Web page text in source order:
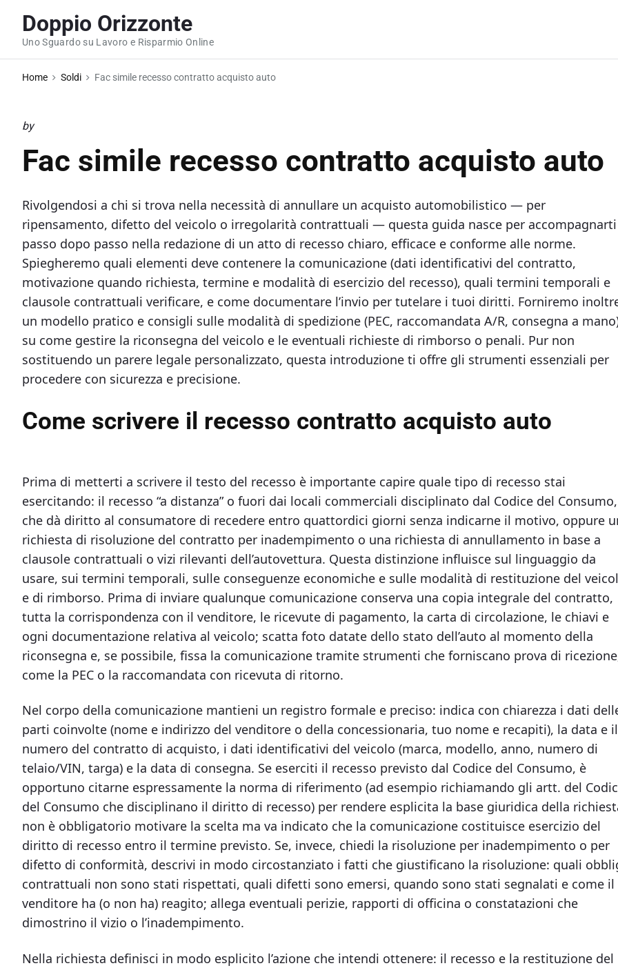
Doppio Orizzonte
Uno Sguardo su Lavoro e Risparmio Online
Home Soldi Fac simile recesso contratto acquisto auto​​
by
Fac simile recesso contratto acquisto auto​​
Rivolgendosi a chi si trova nella necessità di annullare un acquisto automobilistico — per
ripensamento, difetto del veicolo o irregolarità contrattuali — questa guida nasce per accompagnarti
passo dopo passo nella redazione di un atto di recesso chiaro, efficace e conforme alle norme.
Spiegheremo quali elementi deve contenere la comunicazione (dati identificativi del contratto,
motivazione quando richiesta, termine e modalità di esercizio del recesso), quali termini temporali e
clausole contrattuali verificare, e come documentare l’invio per tutelare i tuoi diritti. Forniremo
un modello pratico e consigli sulle modalità di spedizione (PEC, raccomandata A/R, consegna a
su come gestire la riconsegna del veicolo e le eventuali richieste di rimborso o penali. Pur non
sostituendo un parere legale personalizzato, questa introduzione ti offre gli strumenti essenziali per
procedere con sicurezza e precisione.
Come scrivere il recesso contratto acquisto auto​​
Prima di metterti a scrivere il testo del recesso è importante capire quale tipo di recesso stai
esercitando: il recesso “a distanza” o fuori dai locali commerciali disciplinato dal Codice del Consumo,
che dà diritto al consumatore di recedere entro quattordici giorni senza indicarne il motivo, oppure
richiesta di risoluzione del contratto per inadempimento o una richiesta di annullamento in base a
clausole contrattuali o vizi rilevanti dell’autovettura. Questa distinzione influisce sul linguaggio da
usare, sui termini temporali, sulle conseguenze economiche e sulle modalità di restituzione del
e di rimborso. Prima di inviare qualunque comunicazione conserva una copia integrale del contratto,
tutta la corrispondenza con il venditore, le ricevute di pagamento, la carta di circolazione, le chiavi e
ogni documentazione relativa al veicolo; scatta foto datate dello stato dell’auto al momento della
riconsegna e, se possibile, fissa la comunicazione tramite strumenti che forniscano prova di
come la PEC o la raccomandata con ricevuta di ritorno.
Nel corpo della comunicazione mantieni un registro formale e preciso: indica con chiarezza i dati
parti coinvolte (nome e indirizzo del venditore o della concessionaria, tuo nome e recapiti), la data e il
numero del contratto di acquisto, i dati identificativi del veicolo (marca, modello, anno, numero di
telaio/VIN, targa) e la data di consegna. Se eserciti il recesso previsto dal Codice del Consumo, è
opportuno citarne espressamente la norma di riferimento (ad esempio richiamando gli artt. del
del Consumo che disciplinano il diritto di recesso) per rendere esplicita la base giuridica della
non è obbligatorio motivare la scelta ma va indicato che la comunicazione costituisce esercizio del
diritto di recesso entro il termine previsto. Se, invece, chiedi la risoluzione per inadempimento o per
difetto di conformità, descrivi in modo circostanziato i fatti che giustificano la risoluzione: quali
contrattuali non sono stati rispettati, quali difetti sono emersi, quando sono stati segnalati e come il
venditore ha (o non ha) reagito; allega eventuali perizie, rapporti di officina o constatazioni che
dimostrino il vizio o l’inadempimento.
Nella richiesta definisci in modo esplicito l’azione che intendi ottenere: il recesso e la restituzione del